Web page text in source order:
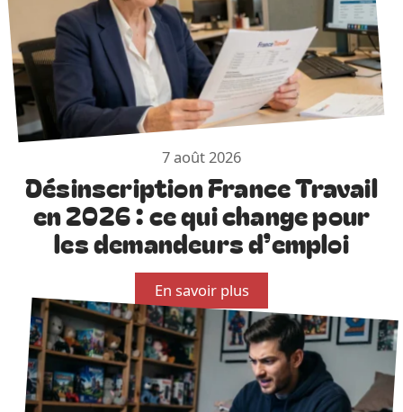
7 août 2026
Désinscription France Travail
en 2026 : ce qui change pour
les demandeurs d’emploi
En savoir plus